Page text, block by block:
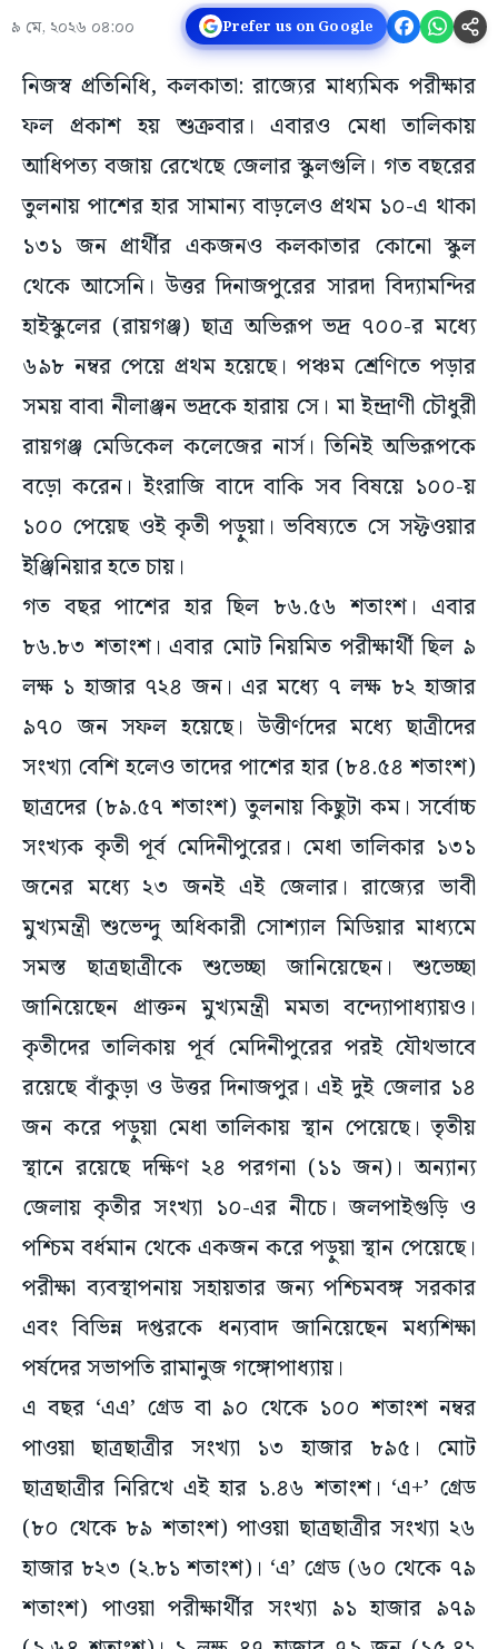
৯ মে, ২০২৬ ০৪:০০ Prefer us on Google
নিজস্ব প্রতিনিধি, কলকাতা: রাজ্যের মাধ্যমিক পরীক্ষার
ফল প্রকাশ হয় শুক্রবার। এবারও মেধা তালিকায়
আধিপত্য বজায় রেখেছে জেলার স্কুলগুলি। গত বছরের
তুলনায় পাশের হার সামান্য বাড়লেও প্রথম ১০-এ থাকা
১৩১ জন প্রার্থীর একজনও কলকাতার কোনো স্কুল
থেকে আসেনি। উত্তর দিনাজপুরের সারদা বিদ্যামন্দির
হাইস্কুলের (রায়গঞ্জ) ছাত্র অভিরূপ ভদ্র ৭০০-র মধ্যে
৬৯৮ নম্বর পেয়ে প্রথম হয়েছে। পঞ্চম শ্রেণিতে পড়ার
সময় বাবা নীলাঞ্জন ভদ্রকে হারায় সে। মা ইন্দ্রাণী চৌধুরী
রায়গঞ্জ মেডিকেল কলেজের নার্স। তিনিই অভিরূপকে
বড়ো করেন। ইংরাজি বাদে বাকি সব বিষয়ে ১০০-য়
১০০ পেয়েছ ওই কৃতী পড়ুয়া। ভবিষ্যতে সে সফ্টওয়ার
ইঞ্জিনিয়ার হতে চায়।
গত বছর পাশের হার ছিল ৮৬.৫৬ শতাংশ। এবার
৮৬.৮৩ শতাংশ। এবার মোট নিয়মিত পরীক্ষার্থী ছিল ৯
লক্ষ ১ হাজার ৭২৪ জন। এর মধ্যে ৭ লক্ষ ৮২ হাজার
৯৭০ জন সফল হয়েছে। উত্তীর্ণদের মধ্যে ছাত্রীদের
সংখ্যা বেশি হলেও তাদের পাশের হার (৮৪.৫৪ শতাংশ)
ছাত্রদের (৮৯.৫৭ শতাংশ) তুলনায় কিছুটা কম। সর্বোচ্চ
সংখ্যক কৃতী পূর্ব মেদিনীপুরের। মেধা তালিকার ১৩১
জনের মধ্যে ২৩ জনই এই জেলার। রাজ্যের ভাবী
মুখ্যমন্ত্রী শুভেন্দু অধিকারী সোশ্যাল মিডিয়ার মাধ্যমে
সমস্ত ছাত্রছাত্রীকে শুভেচ্ছা জানিয়েছেন। শুভেচ্ছা
জানিয়েছেন প্রাক্তন মুখ্যমন্ত্রী মমতা বন্দ্যোপাধ্যায়ও।
কৃতীদের তালিকায় পূর্ব মেদিনীপুরের পরই যৌথভাবে
রয়েছে বাঁকুড়া ও উত্তর দিনাজপুর। এই দুই জেলার ১৪
জন করে পড়ুয়া মেধা তালিকায় স্থান পেয়েছে। তৃতীয়
স্থানে রয়েছে দক্ষিণ ২৪ পরগনা (১১ জন)। অন্যান্য
জেলায় কৃতীর সংখ্যা ১০-এর নীচে। জলপাইগুড়ি ও
পশ্চিম বর্ধমান থেকে একজন করে পড়ুয়া স্থান পেয়েছে।
পরীক্ষা ব্যবস্থাপনায় সহায়তার জন্য পশ্চিমবঙ্গ সরকার
এবং বিভিন্ন দপ্তরকে ধন্যবাদ জানিয়েছেন মধ্যশিক্ষা
পর্ষদের সভাপতি রামানুজ গঙ্গোপাধ্যায়।
এ বছর ‘এএ’ গ্রেড বা ৯০ থেকে ১০০ শতাংশ নম্বর
পাওয়া ছাত্রছাত্রীর সংখ্যা ১৩ হাজার ৮৯৫। মোট
ছাত্রছাত্রীর নিরিখে এই হার ১.৪৬ শতাংশ। ‘এ+’ গ্রেড
(৮০ থেকে ৮৯ শতাংশ) পাওয়া ছাত্রছাত্রীর সংখ্যা ২৬
হাজার ৮২৩ (২.৮১ শতাংশ)। ‘এ’ গ্রেড (৬০ থেকে ৭৯
শতাংশ) পাওয়া পরীক্ষার্থীর সংখ্যা ৯১ হাজার ৯৭৯